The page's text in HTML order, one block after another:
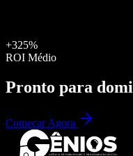
+325%
ROI Médio
Pronto para
Começar Agora